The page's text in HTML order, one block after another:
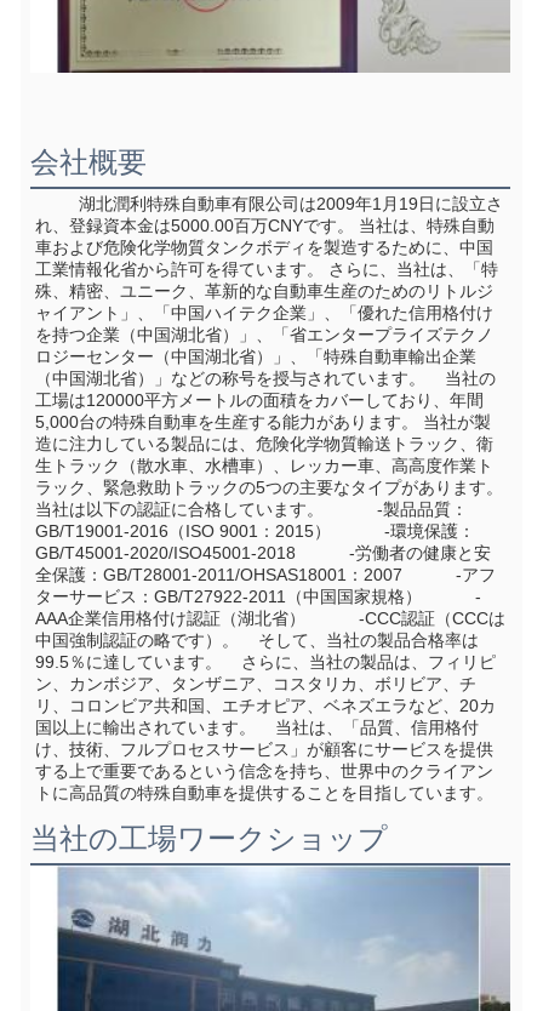
会社概要
れ、登録資本金は5000.00百万CNYです。 当社は、特殊自動
車および危険化学物質タンクボディを製造するために、中国
工業情報化省から許可を得ています。 さらに、当社は、「特
殊、精密、ユニーク、革新的な自動車生産のためのリトルジ
ャイアント」、「中国ハイテク企業」、「優れた信用格付け
を持つ企業（中国湖北省）」、「省エンタープライズテクノ
ロジーセンター（中国湖北省）」、「特殊自動車輸出企業
（中国湖北省）」などの称号を授与されています。    当社の
工場は120000平方メートルの面積をカバーしており、年間
5,000台の特殊自動車を生産する能力があります。 当社が製
造に注力している製品には、危険化学物質輸送トラック、衛
生トラック（散水車、水槽車）、レッカー車、高高度作業ト
ラック、緊急救助トラックの5つの主要なタイプがあります。
当社は以下の認証に合格しています。           -製品品質：
GB/T19001-2016（ISO 9001：2015）           -環境保護：
GB/T45001-2020/ISO45001-2018           -労働者の健康と安
全保護：GB/T28001-2011/OHSAS18001：2007           -アフ
ターサービス：GB/T27922-2011（中国国家規格）           -
AAA企業信用格付け認証（湖北省）           -CCC認証（CCCは
中国強制認証の略です）。    そして、当社の製品合格率は
99.5％に達しています。    さらに、当社の製品は、フィリピ
ン、カンボジア、タンザニア、コスタリカ、ボリビア、チ
リ、コロンビア共和国、エチオピア、ベネズエラなど、20カ
国以上に輸出されています。    当社は、「品質、信用格付
け、技術、フルプロセスサービス」が顧客にサービスを提供
する上で重要であるという信念を持ち、世界中のクライアン
トに高品質の特殊自動車を提供することを目指しています。
当社の工場ワークショップ